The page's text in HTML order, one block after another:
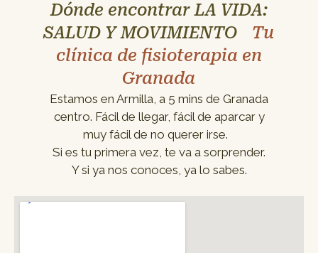
Dónde encontrar LA VIDA:
SALUD Y MOVIMIENTO
Tu
clínica de fisioterapia en
Granada
Estamos en Armilla, a 5 mins de Granada
centro. Fácil de llegar, fácil de aparcar y
muy fácil de no querer irse.
Si es tu primera vez, te va a sorprender.
Y si ya nos conoces, ya lo sabes.